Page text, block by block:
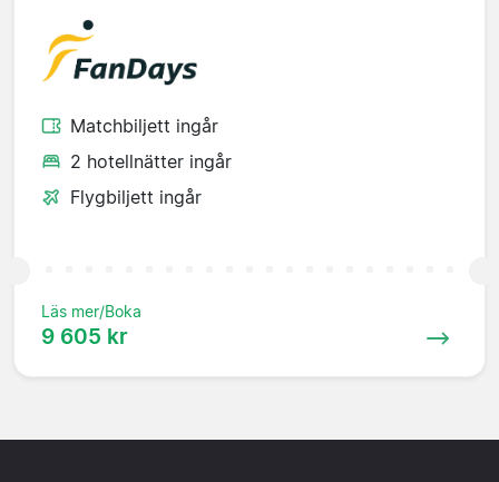
Matchbiljett ingår
2 hotellnätter ingår
Flygbiljett ingår
Läs mer/Boka
9 605 kr